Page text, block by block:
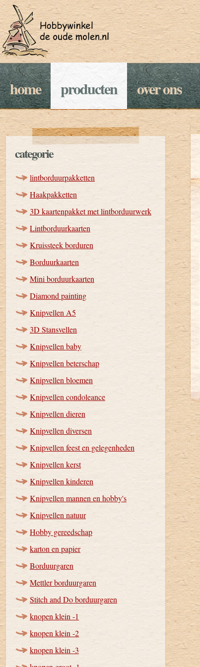
home producten over ons
categorie
lintborduurpakketten
Haakpakketten
3D kaartenpakket met lintborduurwerk
Lintborduurkaarten
Kruissteek borduren
Borduurkaarten
Mini borduurkaarten
Diamond painting
Knipvellen A5
3D Stansvellen
Knipvellen baby
Knipvellen beterschap
Knipvellen bloemen
Knipvellen condoleance
Knipvellen dieren
Knipvellen diversen
Knipvellen feest en gelegenheden
Knipvellen kerst
Knipvellen kinderen
Knipvellen mannen en hobby's
Knipvellen natuur
Hobby gereedschap
karton en papier
Borduurgaren
Mettler borduurgaren
Stitch and Do borduurgaren
knopen klein -1
knopen klein -2
knopen klein -3